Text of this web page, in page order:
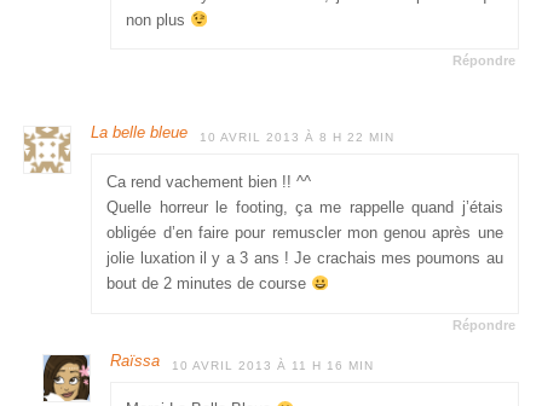
non plus
Répondre
La belle bleue 10 AVRIL 2013 À 8 H 22 MIN
Ca rend vachement bien !! ^^
Quelle horreur le footing, ça me rappelle quand j’étais
obligée d’en faire pour remuscler mon genou après une
jolie luxation il y a 3 ans ! Je crachais mes poumons au
bout de 2 minutes de course
Répondre
Raïssa 10 AVRIL 2013 À 11 H 16 MIN